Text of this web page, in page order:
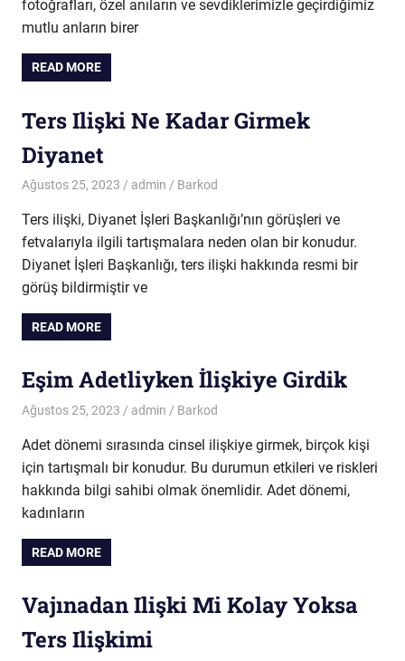
fotoğrafları, özel anıların ve sevdiklerimizle geçirdiğimiz
mutlu anların birer
READ MORE
Ters Ilişki Ne Kadar Girmek
Diyanet
Ağustos 25, 2023 admin Barkod
Ters ilişki, Diyanet İşleri Başkanlığı’nın görüşleri ve
fetvalarıyla ilgili tartışmalara neden olan bir konudur.
Diyanet İşleri Başkanlığı, ters ilişki hakkında resmi bir
görüş bildirmiştir ve
READ MORE
Eşim Adetliyken İlişkiye Girdik
Ağustos 25, 2023 admin Barkod
Adet dönemi sırasında cinsel ilişkiye girmek, birçok kişi
için tartışmalı bir konudur. Bu durumun etkileri ve riskleri
hakkında bilgi sahibi olmak önemlidir. Adet dönemi,
kadınların
READ MORE
Vajınadan Ilişki Mi Kolay Yoksa
Ters Ilişkimi